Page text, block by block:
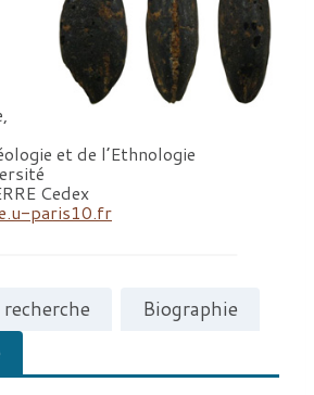
et de l’Ethnologie
Cedex
paris10.fr
Biographie